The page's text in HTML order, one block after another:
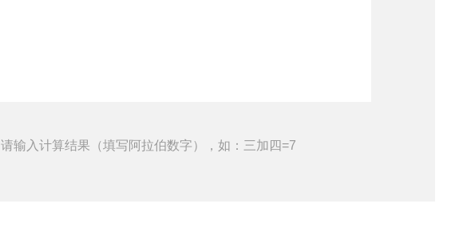
请输入计算结果（填写阿拉伯数字），如：三加四=7